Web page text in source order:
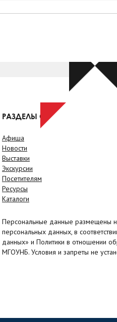
РАЗДЕЛЫ САЙТА
Афиша
Новости
Выставки
Экскурсии
Посетителям
Ресурсы
Каталоги
Персональные данные размещены
персональных данных, в
данных» и Политики в отношении
МГОУНБ. Условия и запреты не